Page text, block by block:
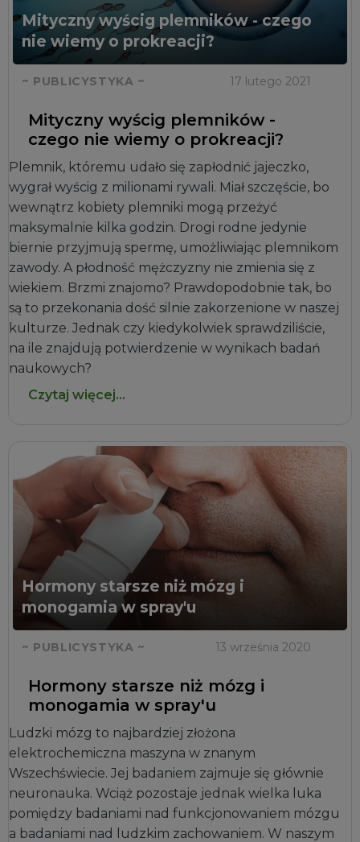
Mityczny wyścig plemników - czego
nie wiemy o prokreacji?
~ PUBLICYSTYKA ~ 17 lutego 2021
Mityczny wyścig plemników -
czego nie wiemy o prokreacji?
Plemnik, któremu udało się zapłodnić jajeczko,
wygrał wyścig z milionami rywali. Miał szczęście, bo
wewnątrz kobiety plemniki mogą przeżyć
maksymalnie kilka godzin. Drogi rodne jedynie
biernie przyjmują spermę, umożliwiając plemnikom
zawody. A płodność mężczyzny nie zmienia się z
wiekiem. Brzmi znajomo? Prawdopodobnie tak, bo
są to przekonania dość silnie zakorzenione w naszej
kulturze. Jednak czy kiedykolwiek sprawdziliście,
na ile znajdują potwierdzenie w wynikach badań
naukowych?
Czytaj więcej...
Hormony starsze niż mózg i
monogamia w spray'u
~ PUBLICYSTYKA ~ 13 września 2020
Hormony starsze niż mózg i
monogamia w spray'u
Ludzki mózg to najbardziej złożona
elektrochemiczna maszyna w znanym
Wszechświecie. Jej badaniem zajmuje się głównie
neuronauka. Wciąż pozostaje jednak wielka luka
pomiędzy badaniami nad funkcjonowaniem mózgu
a badaniami nad ludzkim zachowaniem. W naszym